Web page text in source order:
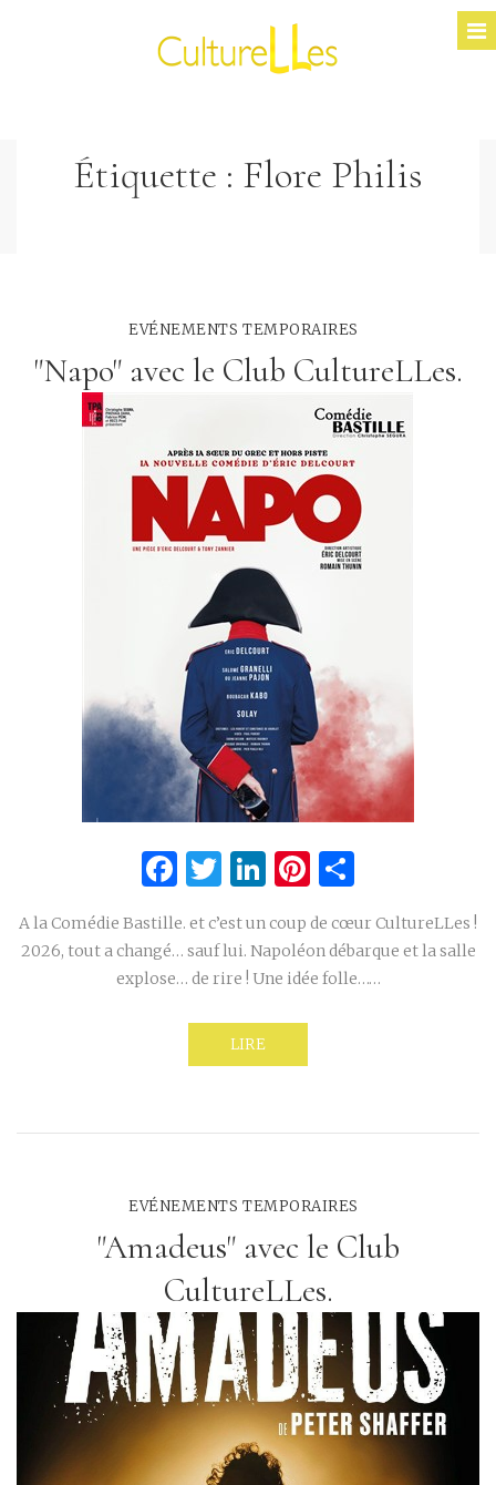
Étiquette : Flore Philis
EVÉNEMENTS TEMPORAIRES
"Napo" avec le Club CultureLLes.
Facebook
Twitter
LinkedIn
Pinterest
A la Comédie Bastille. et c’est un coup de cœur CultureLLes !
2026, tout a changé… sauf lui. Napoléon débarque et la salle
explose… de rire ! Une idée folle……
LIRE
EVÉNEMENTS TEMPORAIRES
"Amadeus" avec le Club
CultureLLes.